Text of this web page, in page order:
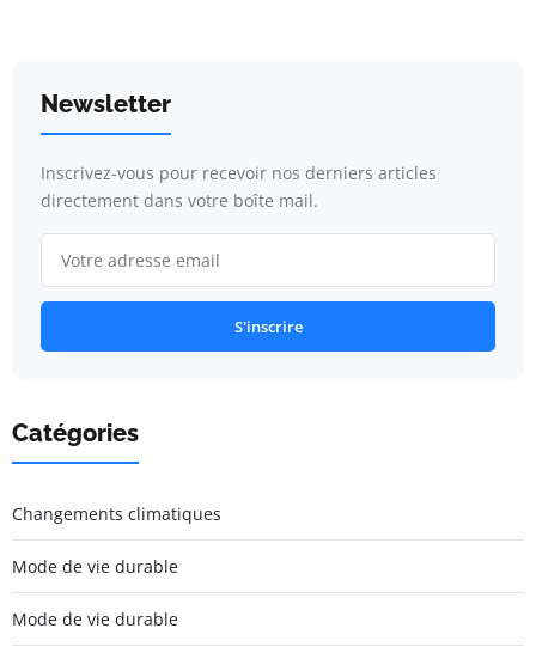
Newsletter
Inscrivez-vous pour recevoir nos derniers articles
directement dans votre boîte mail.
S'inscrire
Catégories
Changements climatiques
Mode de vie durable
Mode de vie durable